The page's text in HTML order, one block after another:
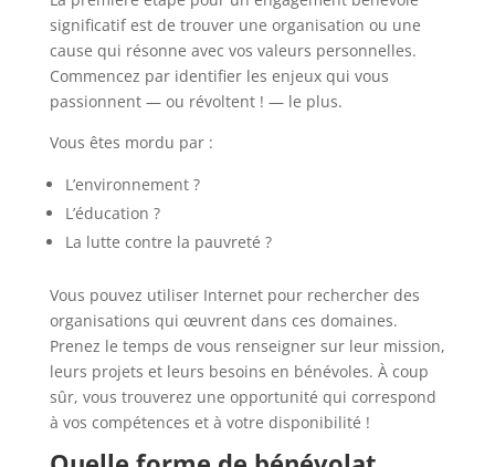
significatif est de trouver une organisation ou une
cause qui résonne avec vos valeurs personnelles.
Commencez par identifier les enjeux qui vous
passionnent — ou révoltent ! — le plus.
Vous êtes mordu par :
L’environnement ?
L’éducation ?
La lutte contre la pauvreté ?
Vous pouvez utiliser Internet pour rechercher des
organisations qui œuvrent dans ces domaines.
Prenez le temps de vous renseigner sur leur mission,
leurs projets et leurs besoins en bénévoles. À coup
sûr, vous trouverez une opportunité qui correspond
à vos compétences et à votre disponibilité !